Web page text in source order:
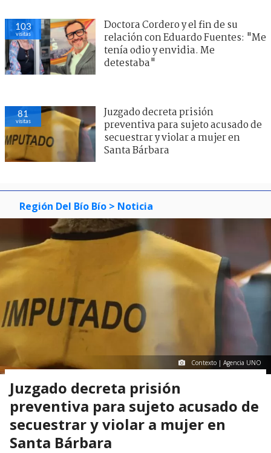
103
visitas
Doctora Cordero y el fin de su
relación con Eduardo Fuentes: "Me
tenía odio y envidia. Me
detestaba"
81
visitas
Juzgado decreta prisión
preventiva para sujeto acusado de
secuestrar y violar a mujer en
Santa Bárbara
Región Del Bío Bío > Noticia
Contexto | Agencia UNO
Juzgado decreta prisión
preventiva para sujeto acusado de
secuestrar y violar a mujer en
Santa Bárbara